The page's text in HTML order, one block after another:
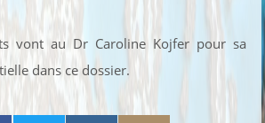
vont au Dr Caroline Kojfer pour sa
dans ce dossier.